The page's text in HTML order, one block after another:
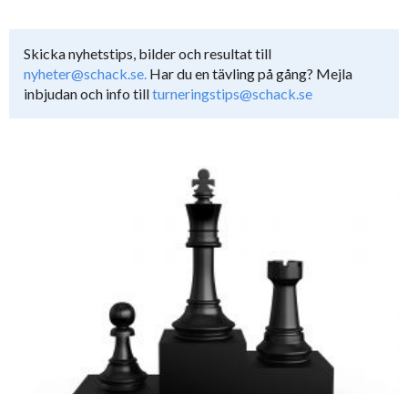
Skicka nyhetstips, bilder och resultat till
nyheter@schack.se. Har du en tävling på gång? Mejla
inbjudan och info tillturneringstips@schack.se